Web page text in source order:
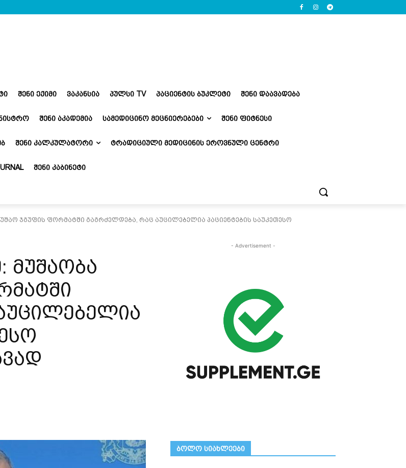
ᲨᲔᲜᲘ ᲔᲥᲘᲛᲘ ᲕᲐᲙᲐᲜᲡᲘᲐ ᲞᲣᲚᲡᲘ TV ᲞᲐᲪᲘᲔᲜᲢᲘᲡ ᲑᲣᲙᲚᲔᲢᲘ ᲨᲔᲜᲘ ᲓᲐᲐᲕᲐᲓᲔᲑᲐ
ᲨᲔᲜᲘ ᲐᲙᲐᲓᲔᲛᲘᲐ ᲡᲐᲛᲔᲓᲘᲪᲘᲜᲝ ᲛᲔᲪᲜᲘᲔᲠᲔᲑᲔᲑᲘ ᲨᲔᲜᲘ ᲤᲘᲢᲜᲔᲡᲘ
ᲨᲔᲜᲘ ᲙᲐᲚᲙᲣᲚᲐᲢᲝᲠᲘ ᲢᲠᲐᲓᲘᲪᲘᲣᲚᲘ ᲛᲔᲓᲘᲪᲘᲜᲘᲡ ᲔᲠᲝᲕᲜᲣᲚᲘ ᲪᲔᲜᲢᲠᲘ
ᲨᲔᲜᲘ ᲙᲐᲑᲘᲜᲔᲢᲘ
ჯგუფის ფორმატში გაგრძელდება, რაც აუცილებელია პაციენტების საუკეთესო
მუშაობა
- Advertisement -
ᲑᲝᲚᲝ ᲡᲘᲐᲮᲚᲔᲔᲑᲘ